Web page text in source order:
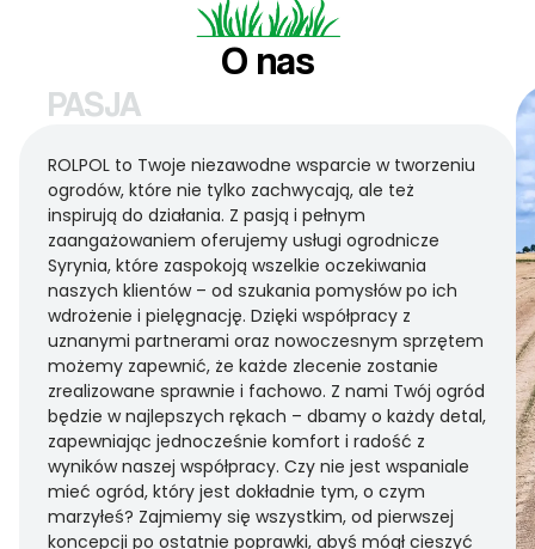
O nas
PASJA
ROLPOL to Twoje niezawodne wsparcie w tworzeniu
ogrodów, które nie tylko zachwycają, ale też
inspirują do działania. Z pasją i pełnym
zaangażowaniem oferujemy usługi ogrodnicze
Syrynia, które zaspokoją wszelkie oczekiwania
naszych klientów – od szukania pomysłów po ich
wdrożenie i pielęgnację. Dzięki współpracy z
uznanymi partnerami oraz nowoczesnym sprzętem
możemy zapewnić, że każde zlecenie zostanie
zrealizowane sprawnie i fachowo. Z nami Twój ogród
będzie w najlepszych rękach – dbamy o każdy detal,
zapewniając jednocześnie komfort i radość z
wyników naszej współpracy. Czy nie jest wspaniale
mieć ogród, który jest dokładnie tym, o czym
marzyłeś? Zajmiemy się wszystkim, od pierwszej
koncepcji po ostatnie poprawki, abyś mógł cieszyć